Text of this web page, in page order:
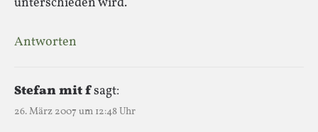
Antworten
Stefan mit fsagt:
26. März 2007 um 12:48 Uhr